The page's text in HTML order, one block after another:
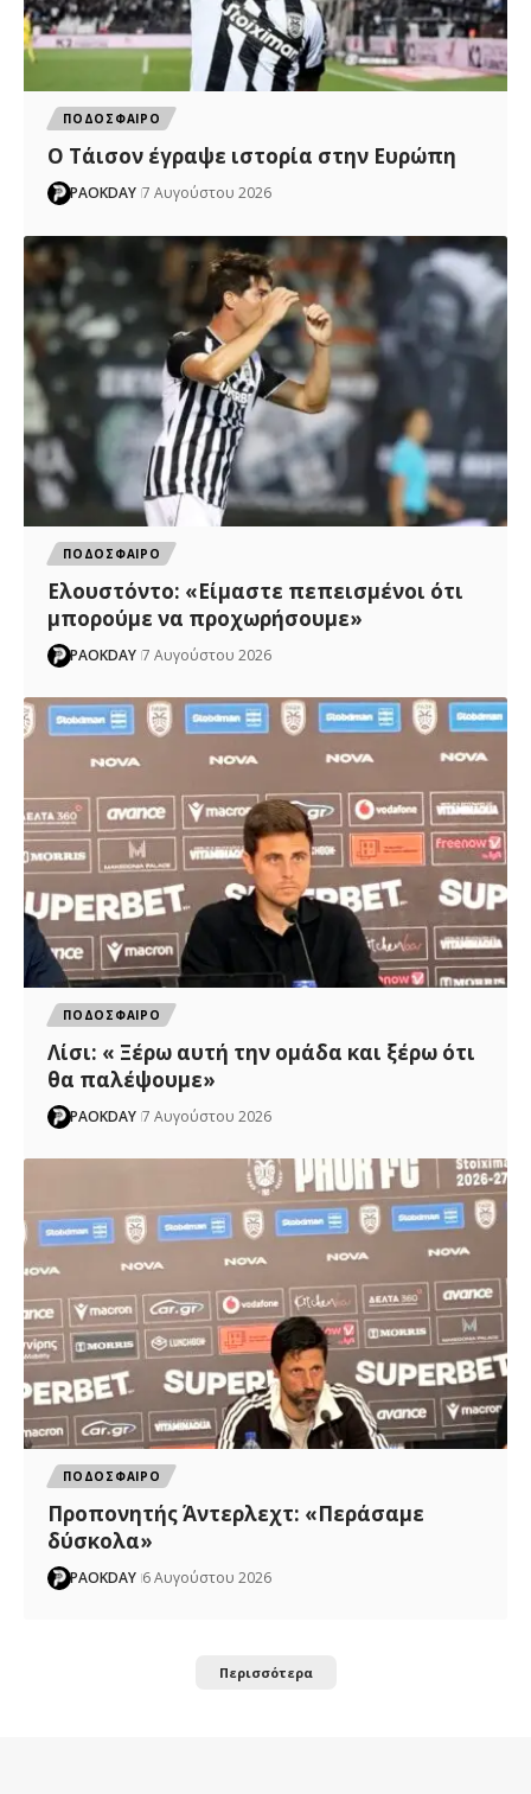
ΠΟΔΟΣΦΑΙΡΟ
Ο Τάισον έγραψε ιστορία στην Ευρώπη
PAOKDAY 7 Αυγούστου 2026
ΠΟΔΟΣΦΑΙΡΟ
Ελουστόντο: «Είμαστε πεπεισμένοι ότι
μπορούμε να προχωρήσουμε»
PAOKDAY 7 Αυγούστου 2026
ΠΟΔΟΣΦΑΙΡΟ
Λίσι: « Ξέρω αυτή την ομάδα και ξέρω ότι
θα παλέψουμε»
PAOKDAY 7 Αυγούστου 2026
ΠΟΔΟΣΦΑΙΡΟ
Προπονητής Άντερλεχτ: «Περάσαμε
δύσκολα»
PAOKDAY 6 Αυγούστου 2026
Περισσότερα